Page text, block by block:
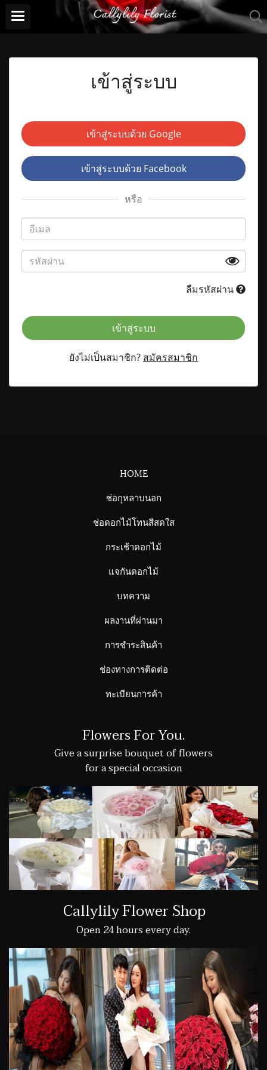
เข้าสู่ระบบ
เข้าสู่ระบบด้วย Google
เข้าสู่ระบบด้วย Facebook
หรือ
ลืมรหัสผ่าน
เข้าสู่ระบบ
ยังไม่เป็นสมาชิก? สมัครสมาชิก
HOME
ช่อกุหลาบนอก
ช่อดอกไม้โทนสีสดใส
กระเช้าดอกไม้
แจกันดอกไม้
บทความ
ผลงานที่ผ่านมา
การชำระสินค้า
ช่องทางการติดต่อ
ทะเบียนการค้า
Flowers For You.
Give a surprise bouquet of flowers
for a special occasion
Callylily Flower Shop
Open 24 hours every day.